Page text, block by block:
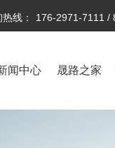
线： 176-2971-7111
闻中心 晟路之家